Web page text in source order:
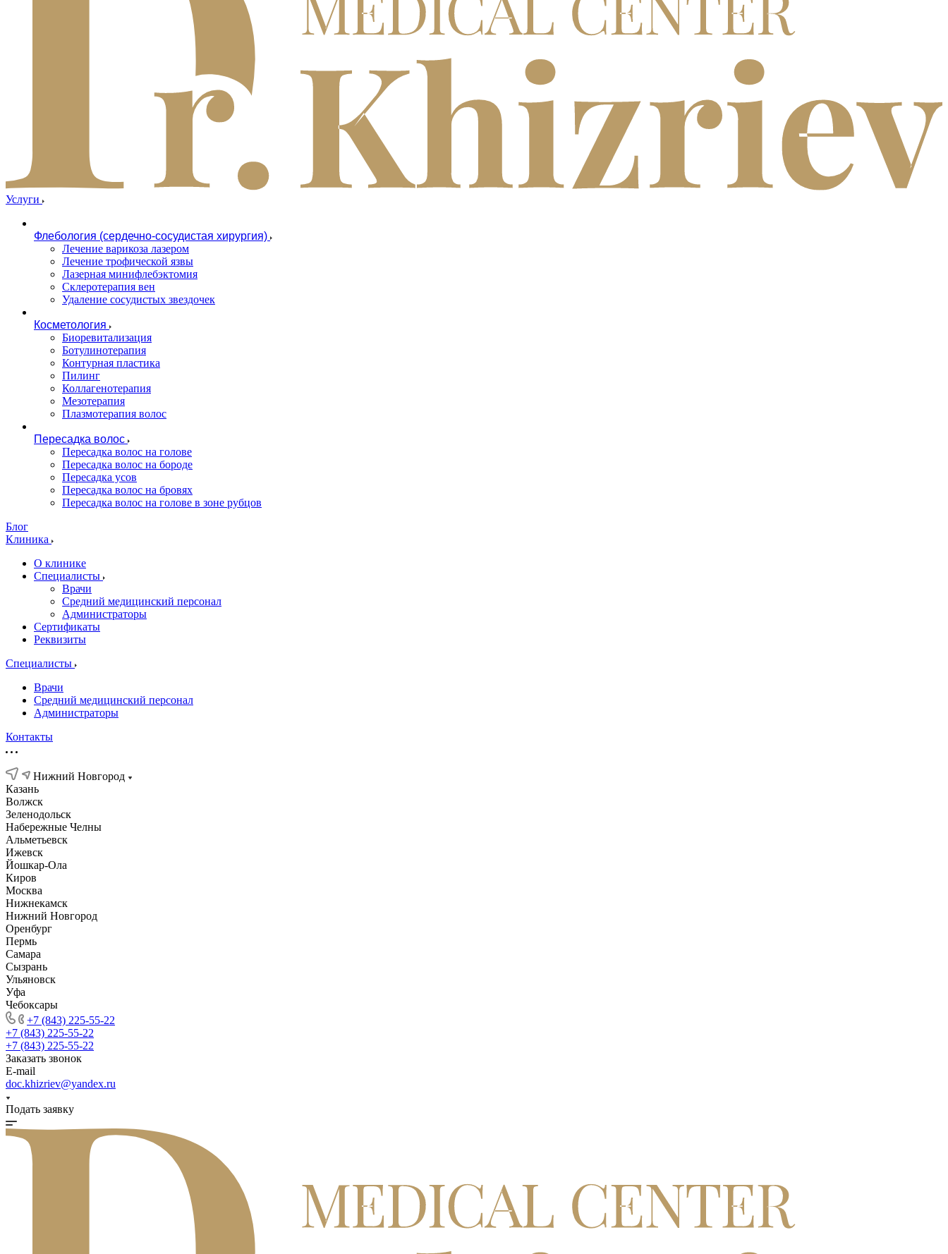
Услуги
Флебология (сердечно-сосудистая хирургия)
Лечение варикоза лазером
Лечение трофической язвы
Лазерная минифлебэктомия
Cклеротерапия вен
Удаление сосудистых звездочек
Косметология
Биоревитализация
Ботулинотерапия
Контурная пластика
Пилинг
Коллагенотерапия
Мезотерапия
Плазмотерапия волос
Пересадка волос
Пересадка волос на голове
Пересадка волос на бороде
Пересадка усов
Пересадка волос на бровях
Пересадка волос на голове в зоне рубцов
Блог
Клиника
О клинике
Специалисты
Врачи
Средний медицинский персонал
Администраторы
Сертификаты
Реквизиты
Специалисты
Врачи
Средний медицинский персонал
Администраторы
Контакты
Нижний Новгород
Казань
Волжск
Зеленодольск
Набережные Челны
Альметьевск
Ижевск
Йошкар-Ола
Киров
Москва
Нижнекамск
Нижний Новгород
Оренбург
Пермь
Самара
Сызрань
Ульяновск
Уфа
Чебоксары
+7 (843) 225-55-22
+7 (843) 225-55-22
+7 (843) 225-55-22
Заказать звонок
E-mail
doc.khizriev@yandex.ru
Подать заявку